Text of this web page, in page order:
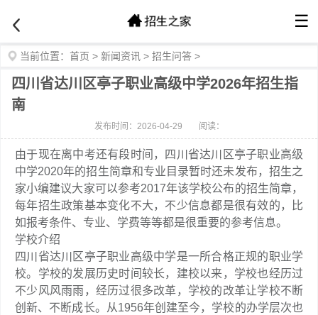
☰
当前位置： 首页 > 新闻资讯 > 招生问答 >
四川省达川区亭子职业高级中学2026年招生指
南
发布时间：2026-04-29 阅读：
由于现在离中考还有段时间，四川省达川区亭子职业高级
中学2020年的招生简章和专业目录暂时还未发布，招生之
家小编建议大家可以参考2017年该学校公布的招生简章，
每年招生政策基本变化不大，不少信息都是很有效的，比
如报考条件、专业、学费等等都是很重要的参考信息。
学校介绍
四川省达川区亭子职业高级中学是一所合格正规的职业学
校。学校的发展历史时间较长，建校以来，学校也经历过
不少风风雨雨，经历过很多改革，学校的改革让学校不断
创新、不断成长。从1956年创建至今，学校的办学层次也